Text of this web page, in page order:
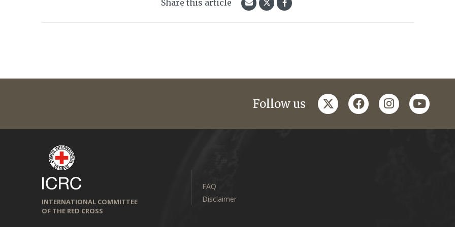
Share this article
Follow us twitterfacebookinstagram
INTERNATIONAL COMMITTEE
OF THE RED CROSS
FAQ
Disclaimer